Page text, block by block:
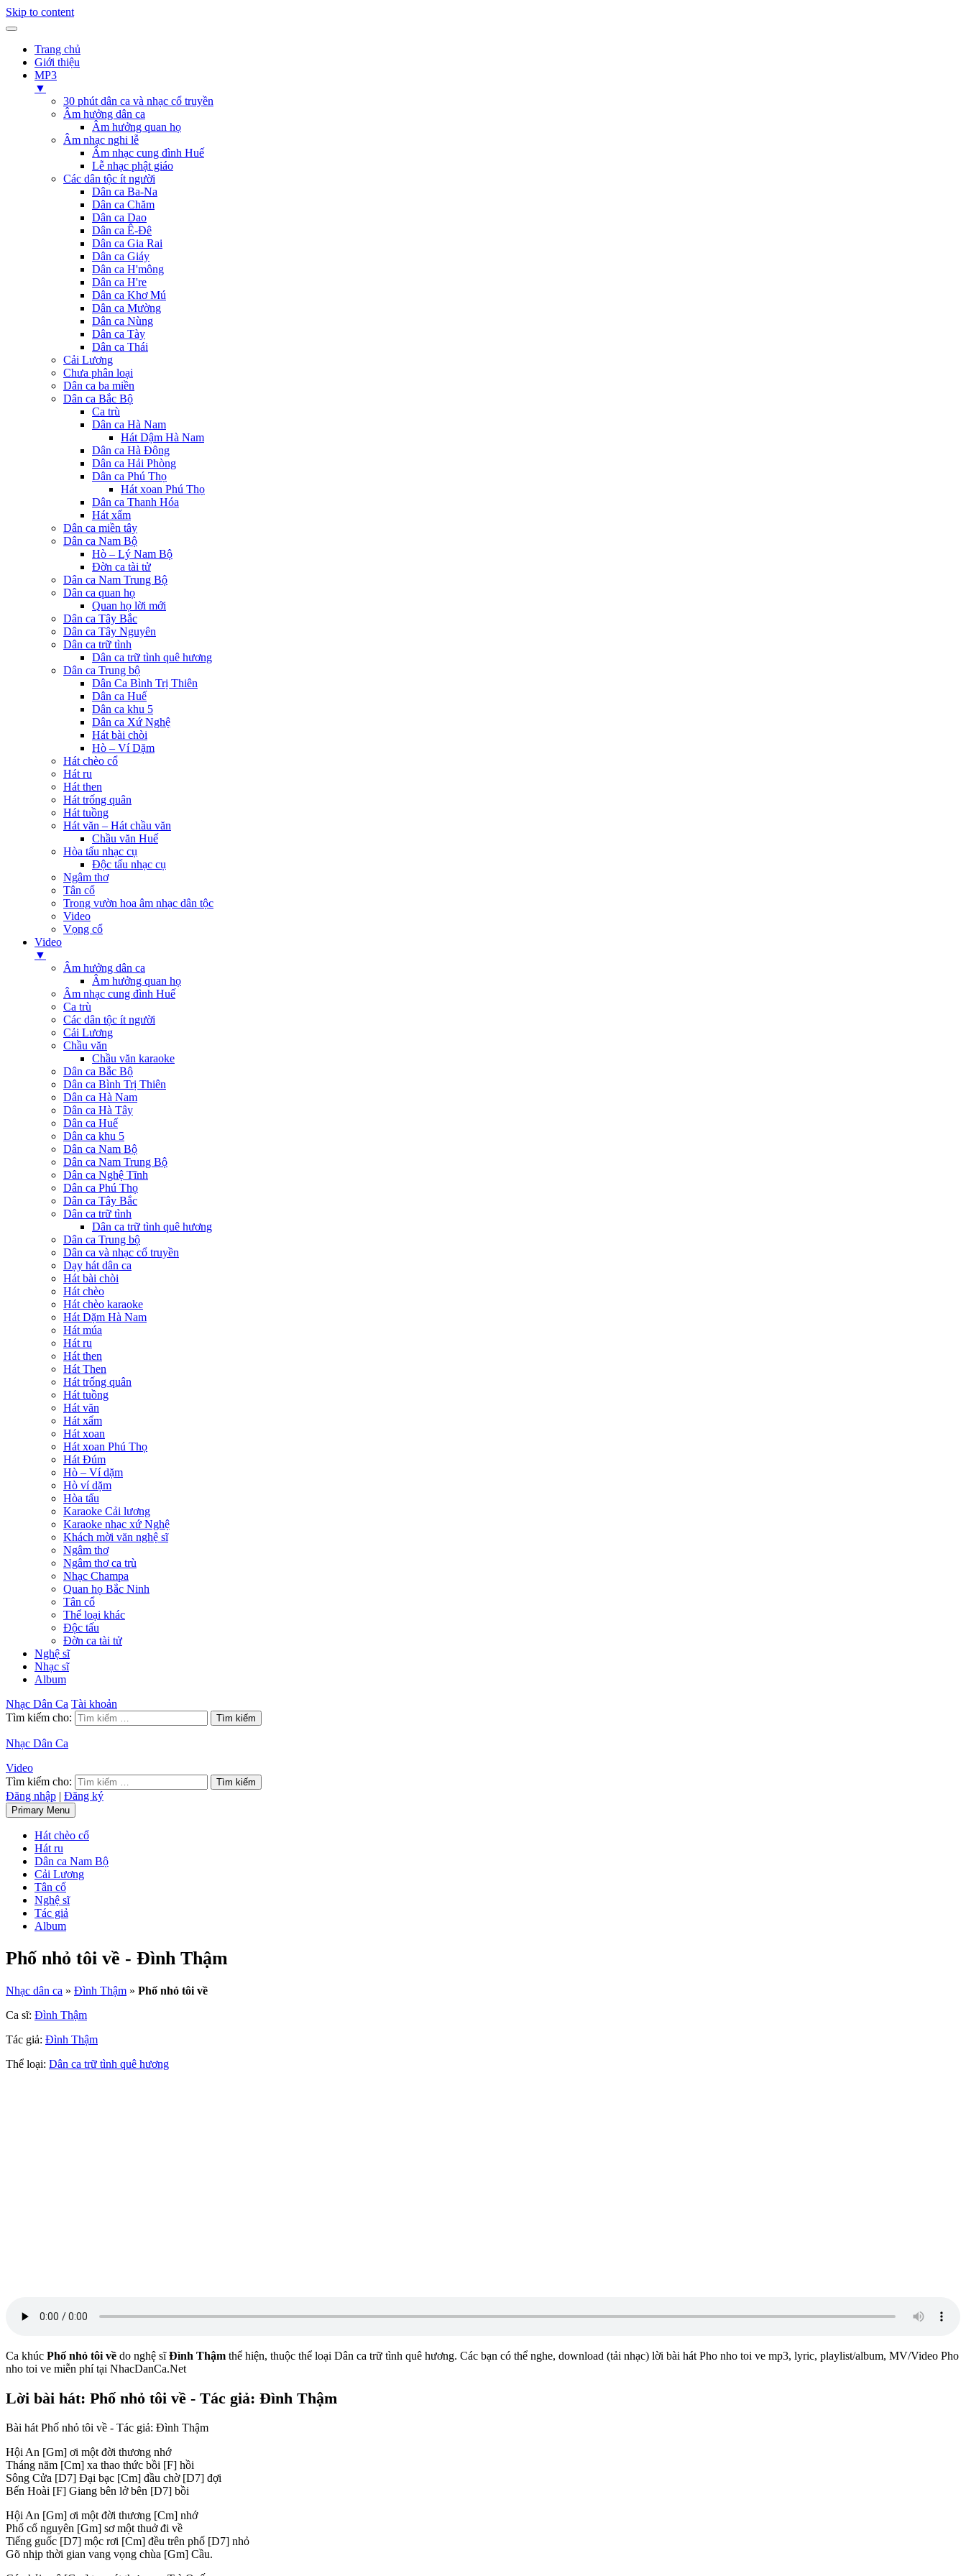
Skip to content
Trang chủ
Giới thiệu
MP3
▼
30 phút dân ca và nhạc cổ truyền
Âm hưởng dân ca
Âm hưởng quan họ
Âm nhạc nghi lễ
Âm nhạc cung đình Huế
Lễ nhạc phật giáo
Các dân tộc ít người
Dân ca Ba-Na
Dân ca Chăm
Dân ca Dao
Dân ca Ê-Đê
Dân ca Gia Rai
Dân ca Giáy
Dân ca H'mông
Dân ca H're
Dân ca Khơ Mú
Dân ca Mường
Dân ca Nùng
Dân ca Tày
Dân ca Thái
Cải Lương
Chưa phân loại
Dân ca ba miền
Dân ca Bắc Bộ
Ca trù
Dân ca Hà Nam
Hát Dậm Hà Nam
Dân ca Hà Đông
Dân ca Hải Phòng
Dân ca Phú Thọ
Hát xoan Phú Thọ
Dân ca Thanh Hóa
Hát xẩm
Dân ca miền tây
Dân ca Nam Bộ
Hò – Lý Nam Bộ
Đờn ca tài tử
Dân ca Nam Trung Bộ
Dân ca quan họ
Quan họ lời mới
Dân ca Tây Bắc
Dân ca Tây Nguyên
Dân ca trữ tình
Dân ca trữ tình quê hương
Dân ca Trung bộ
Dân Ca Bình Trị Thiên
Dân ca Huế
Dân ca khu 5
Dân ca Xứ Nghệ
Hát bài chòi
Hò – Ví Dặm
Hát chèo cổ
Hát ru
Hát then
Hát trống quân
Hát tuồng
Hát văn – Hát chầu văn
Chầu văn Huế
Hòa tấu nhạc cụ
Độc tấu nhạc cụ
Ngâm thơ
Tân cổ
Trong vườn hoa âm nhạc dân tộc
Video
Vọng cổ
Video
▼
Âm hưởng dân ca
Âm hưởng quan họ
Âm nhạc cung đình Huế
Ca trù
Các dân tộc ít người
Cải Lương
Chầu văn
Chầu văn karaoke
Dân ca Bắc Bộ
Dân ca Bình Trị Thiên
Dân ca Hà Nam
Dân ca Hà Tây
Dân ca Huế
Dân ca khu 5
Dân ca Nam Bộ
Dân ca Nam Trung Bộ
Dân ca Nghệ Tĩnh
Dân ca Phú Thọ
Dân ca Tây Bắc
Dân ca trữ tình
Dân ca trữ tình quê hương
Dân ca Trung bộ
Dân ca và nhạc cổ truyền
Dạy hát dân ca
Hát bài chòi
Hát chèo
Hát chèo karaoke
Hát Dặm Hà Nam
Hát múa
Hát ru
Hát then
Hát Then
Hát trống quân
Hát tuồng
Hát văn
Hát xẩm
Hát xoan
Hát xoan Phú Thọ
Hát Đúm
Hò – Ví dặm
Hò ví dặm
Hòa tấu
Karaoke Cải lương
Karaoke nhạc xứ Nghệ
Khách mời văn nghệ sĩ
Ngâm thơ
Ngâm thơ ca trù
Nhạc Champa
Quan họ Bắc Ninh
Tân cổ
Thể loại khác
Độc tấu
Đờn ca tài tử
Nghệ sĩ
Nhạc sĩ
Album
Nhạc Dân Ca Tài khoản
Tìm kiếm cho:
Nhạc Dân Ca
Video
Tìm kiếm cho:
Đăng nhập | Đăng ký
Primary Menu
Hát chèo cổ
Hát ru
Dân ca Nam Bộ
Cải Lương
Tân cổ
Nghệ sĩ
Tác giả
Album
Phố nhỏ tôi về - Đình Thậm
Nhạc dân ca » Đình Thậm » Phố nhỏ tôi về
Ca sĩ: Đình Thậm
Tác giả: Đình Thậm
Thể loại: Dân ca trữ tình quê hương
Ca khúc Phố nhỏ tôi về do nghệ sĩĐình Thậm thể hiện, thuộc thể loại Dân ca trữ tình quê hương. Các bạn có thể nghe, download (tải nhạc) lời bài hát Pho nho toi ve mp3, lyric, playlist/album, MV/Video Pho
nho toi ve miễn phí tại NhacDanCa.Net
Lời bài hát: Phố nhỏ tôi về - Tác giả: Đình Thậm
Bài hát Phố nhỏ tôi về - Tác giả: Đình Thậm
Hội An [Gm] ơi một đời thương nhớ
Tháng năm [Cm] xa thao thức bồi [F] hồi
Sông Cửa [D7] Đại bạc [Cm] đầu chờ [D7] đợi
Bến Hoài [F] Giang bên lở bên [D7] bồi
Hội An [Gm] ơi một đời thương [Cm] nhớ
Phố cổ nguyên [Gm] sơ một thuở đi về
Tiếng guốc [D7] mộc rơi [Cm] đều trên phố [D7] nhỏ
Gõ nhịp thời gian vang vọng chùa [Gm] Cầu.